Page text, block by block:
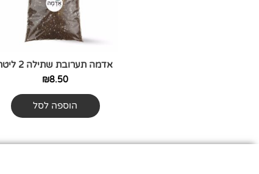
אדמה תערובת שתילה 2 ליטר
₪8.50
הוספה לסל